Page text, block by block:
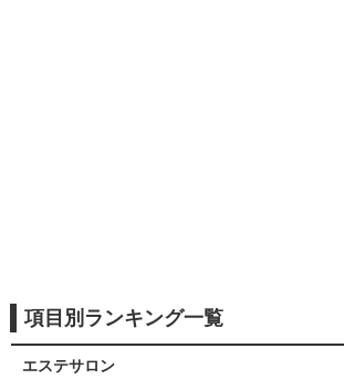
項目別ランキング一覧
エステサロン